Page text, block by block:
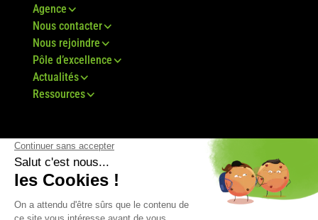
Agence
Nous contacter
Nous rejoindre
Pôle d’excellence
Actualités
Ressources
© Groupe Bovis 2024 - Mentions légales
-Plan du site CGV